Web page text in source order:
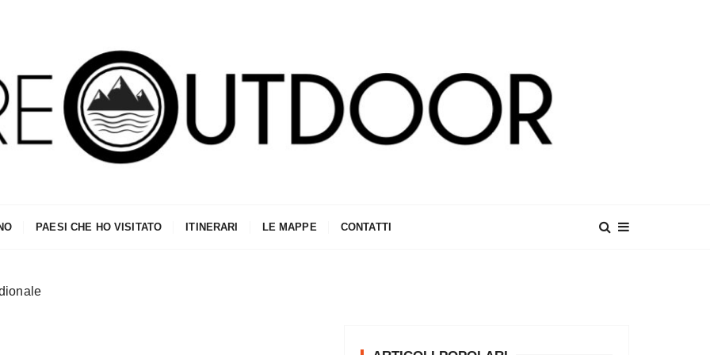
PAESI CHE HO VISITATO ITINERARI LE MAPPE CONTATTI